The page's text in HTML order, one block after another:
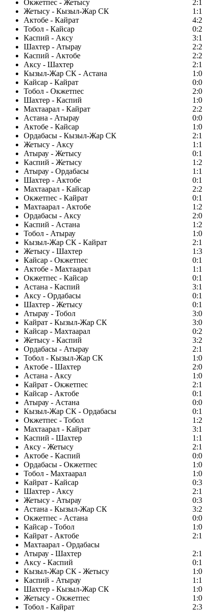
Окжетпес - Жетысу
2:1
Жетысу - Кызыл-Жар СК
1:1
Актобе - Кайрат
4:2
Тобол - Кайсар
0:2
Каспий - Аксу
3:1
Шахтер - Атырау
2:2
Каспий - Актобе
2:2
Аксу - Шахтер
2:1
Кызыл-Жар СК - Астана
1:0
Кайсар - Кайрат
0:0
Тобол - Окжетпес
2:0
Шахтер - Каспий
1:0
Махтаарал - Кайрат
2:2
Астана - Атырау
0:0
Актобе - Кайсар
1:0
Ордабасы - Кызыл-Жар СК
2:1
Жетысу - Аксу
1:1
Атырау - Жетысу
0:1
Каспий - Жетысу
1:2
Атырау - Ордабасы
1:1
Шахтер - Актобе
0:1
Махтаарал - Кайсар
2:2
Окжетпес - Кайрат
0:1
Махтаарал - Актобе
1:2
Ордабасы - Аксу
2:0
Каспий - Астана
1:2
Тобол - Атырау
1:0
Кызыл-Жар СК - Кайрат
2:1
Жетысу - Шахтер
1:3
Кайсар - Окжетпес
0:1
Актобе - Махтаарал
1:1
Окжетпес - Кайсар
0:1
Астана - Каспий
3:1
Аксу - Ордабасы
0:1
Шахтер - Жетысу
0:1
Атырау - Тобол
3:0
Кайрат - Кызыл-Жар СК
3:0
Кайсар - Махтаарал
0:2
Жетысу - Каспий
3:2
Ордабасы - Атырау
2:1
Тобол - Кызыл-Жар СК
1:0
Актобе - Шахтер
2:0
Астана - Аксу
1:0
Кайрат - Окжетпес
2:1
Кайсар - Актобе
0:1
Атырау - Астана
0:0
Кызыл-Жар СК - Ордабасы
0:1
Окжетпес - Тобол
1:2
Махтаарал - Кайрат
3:1
Каспий - Шахтер
1:1
Аксу - Жетысу
2:1
Актобе - Каспий
0:0
Ордабасы - Окжетпес
1:0
Тобол - Махтаарал
1:0
Кайрат - Кайсар
0:3
Шахтер - Аксу
2:1
Жетысу - Атырау
0:3
Астана - Кызыл-Жар СК
3:2
Окжетпес - Астана
0:0
Кайсар - Тобол
1:0
Кайрат - Актобе
2:1
Махтаарал - Ордабасы
Атырау - Шахтер
2:1
Аксу - Каспий
0:1
Кызыл-Жар СК - Жетысу
1:0
Каспий - Атырау
1:1
Шахтер - Кызыл-Жар СК
1:0
Жетысу - Окжетпес
1:0
Тобол - Кайрат
2:3